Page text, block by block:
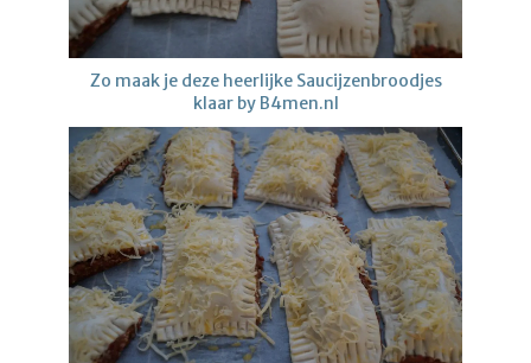
Zo maak je deze heerlijke Saucijzenbroodjes
klaar by B4men.nl